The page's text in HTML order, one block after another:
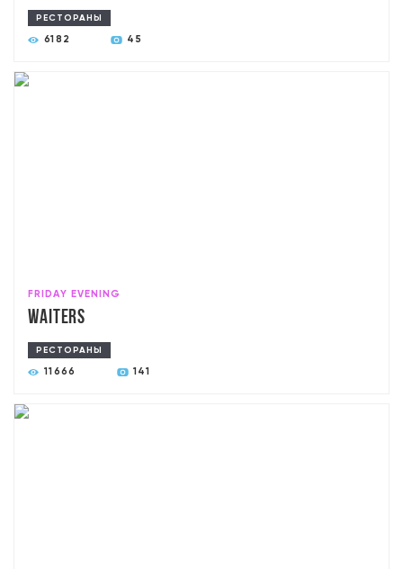
РЕСТОРАНЫ
6182 45
FRIDAY EVENING
Waiters
РЕСТОРАНЫ
11666 141